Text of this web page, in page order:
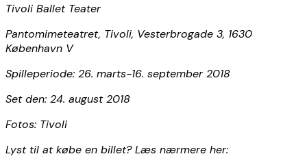
Tivoli Ballet Teater
Pantomimeteatret, Tivoli, Vesterbrogade 3, 1630
København V
Spilleperiode: 26. marts-16. september 2018
Set den: 24. august 2018
Fotos: Tivoli
Lyst til at købe en billet? Læs nærmere her: